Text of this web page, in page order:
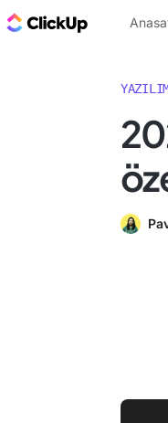
ClickUp